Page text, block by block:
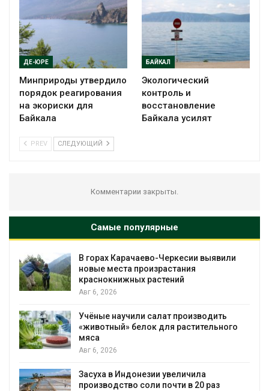
ДЕ-ЮРЕ
Минприроды утвердило
порядок реагирования
на экориски для
Байкала
БАЙКАЛ
Экологический
контроль и
восстановление
Байкала усилят
PREV СЛЕДУЮЩИЙ
Комментарии закрыты.
Самые популярные
В горах Карачаево-Черкесии выявили
новые места произрастания
краснокнижных растений
Авг 6, 2026
Учёные научили салат производить
«животный» белок для растительного
мяса
Авг 6, 2026
Засуха в Индонезии увеличила
производство соли почти в 20 раз